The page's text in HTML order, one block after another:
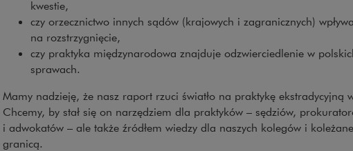
kwestie,
czy orzecznictwo innych sądów (krajowych i zagranicznych) wpływa
na rozstrzygnięcie,
czy praktyka międzynarodowa znajduje odzwierciedlenie w
sprawach.
Mamy nadzieję, że nasz raport rzuci światło na praktykę ekstradycyjną
Chcemy, by stał się on narzędziem dla praktyków – sędziów,
i adwokatów – ale także źródłem wiedzy dla naszych kolegów i
granicą.